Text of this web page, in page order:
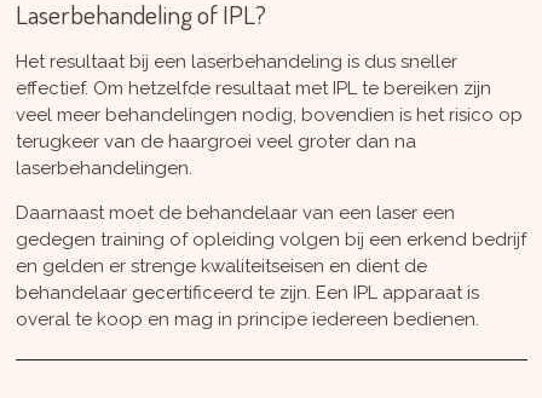
Laserbehandeling of IPL?
Het resultaat bij een laserbehandeling is dus sneller
effectief. Om hetzelfde resultaat met IPL te bereiken zijn
veel meer behandelingen nodig, bovendien is het risico op
terugkeer van de haargroei veel groter dan na
laserbehandelingen.
Daarnaast moet de behandelaar van een laser een
gedegen training of opleiding volgen bij een erkend bedrijf
en gelden er strenge kwaliteitseisen en dient de
behandelaar gecertificeerd te zijn. Een IPL apparaat is
overal te koop en mag in principe iedereen bedienen.